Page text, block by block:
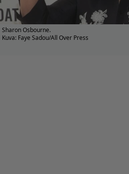
Sharon Osbourne.
Kuva: Faye Sadou/All Over Press